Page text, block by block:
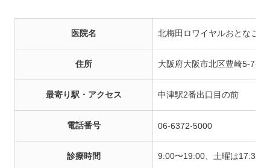
医院名 北梅田ロワイヤルおとなこ
住所 大阪府大阪市北区豊崎5-7-8
最寄り駅・アクセス 中津駅2番出口目の前
電話番号 06-6372-5000
診療時間 9:00〜19:00、土曜は17:30